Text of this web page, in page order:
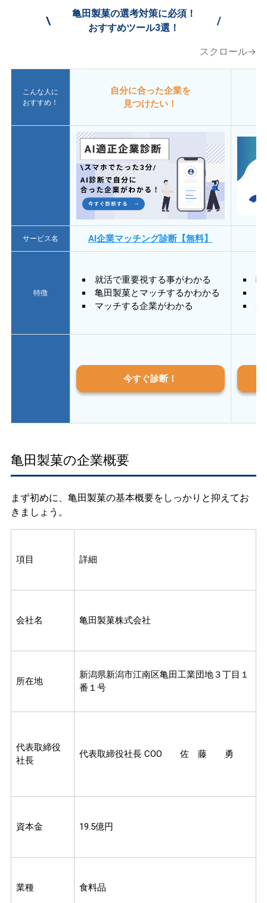
\
亀田製菓の選考対策に必須！
おすすめツール3選！
/
スクロール→
こんな人に
おすすめ！
自分に合った企業を
見つけたい！
サービス名 AI企業マッチング診断【無料】
特徴
就活で重要視する事がわかる
亀田製菓とマッチするかわかる
マッチする企業がわかる
質
今すぐ診断！
亀田製菓の企業概要
まず初めに、亀田製菓の基本概要をしっかりと抑えてお
きましょう。
項目 詳細
会社名 亀田製菓株式会社
所在地
新潟県新潟市江南区亀田工業団地３丁目１
番１号
代表取締役
社長
代表取締役社長 COO 佐 藤 勇
資本金 19.5億円
業種 食料品